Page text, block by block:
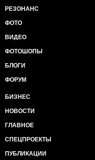
РЕЗОНАНС
ФОТО
ВИДЕО
ФОТОШОПЫ
БЛОГИ
ФОРУМ
БИЗНЕС
НОВОСТИ
ГЛАВНОЕ
СПЕЦПРОЕКТЫ
ПУБЛИКАЦИИ